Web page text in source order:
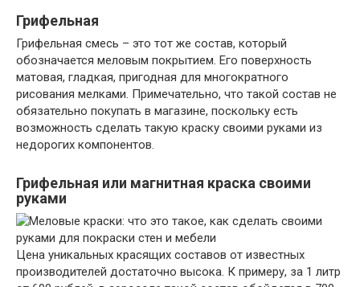
Грифельная
Грифельная смесь – это тот же состав, который
обозначается меловым покрытием. Его поверхность
матовая, гладкая, пригодная для многократного
рисования мелками. Примечательно, что такой состав не
обязательно покупать в магазине, поскольку есть
возможность сделать такую краску своими руками из
недорогих компонентов.
Грифельная или магнитная краска своими
руками
Цена уникальных красящих составов от известных
производителей достаточно высока. К примеру, за 1 литр